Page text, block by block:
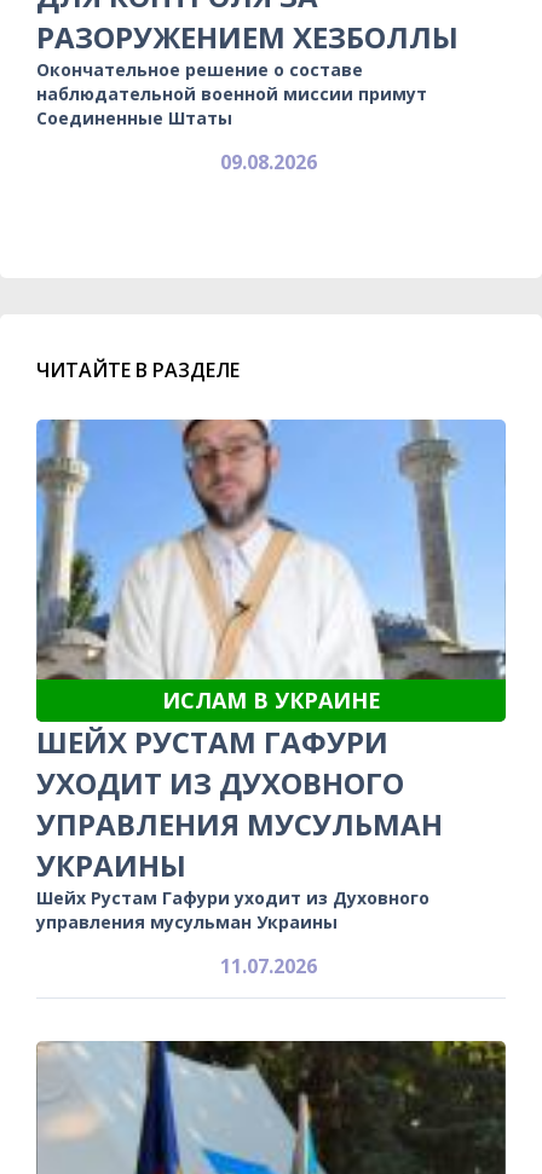
РАЗОРУЖЕНИЕМ ХЕЗБОЛЛЫ
Окончательное решение о составе
наблюдательной военной миссии примут
Соединенные Штаты
09.08.2026
ЧИТАЙТЕ В РАЗДЕЛЕ
ИСЛАМ В УКРАИНЕ
ШЕЙХ РУСТАМ ГАФУРИ
УХОДИТ ИЗ ДУХОВНОГО
УПРАВЛЕНИЯ МУСУЛЬМАН
УКРАИНЫ
Шейх Рустам Гафури уходит из Духовного
управления мусульман Украины
11.07.2026